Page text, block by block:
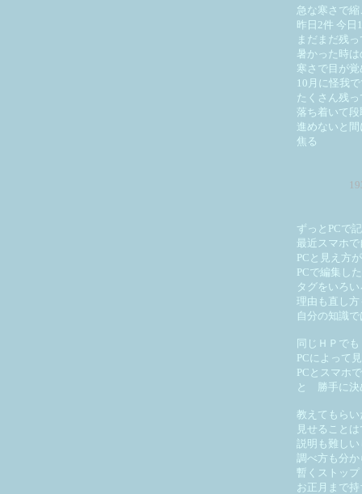
急な寒さで
昨日2件 今日
まだまだ残
暑かった時
寒さで目が覚
10月に怪我
たくさん残っ
落ち着いて段
進めないと
焦る
ずっとPCで
最近スマホ
PCと見え方
PCで編集し
タグをいろ
理由も直し
自分の知識
同じＨＰでも
PCによって
PCとスマホ
と 勝手に決
教えてもら
見せること
説明も難しい
調べ方も分
暫くストップ
お正月まで持